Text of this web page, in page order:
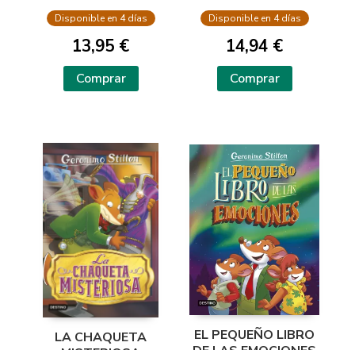
Disponible en 4 días
13,95 €
Comprar
Disponible en 4 días
14,94 €
Comprar
LA CHAQUETA
EL PEQUEÑO LIBRO